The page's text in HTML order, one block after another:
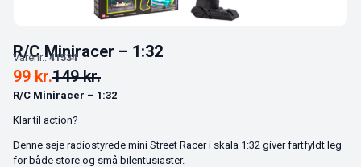
R/C Miniracer – 1:32
Varenr.:41534
149kr.
99 kr.
R/C Miniracer – 1:32
Klar til action?
Denne seje radiostyrede mini Street Racer i skala 1:32 giver fartfyldt leg
for både store og små bilentusiaster.